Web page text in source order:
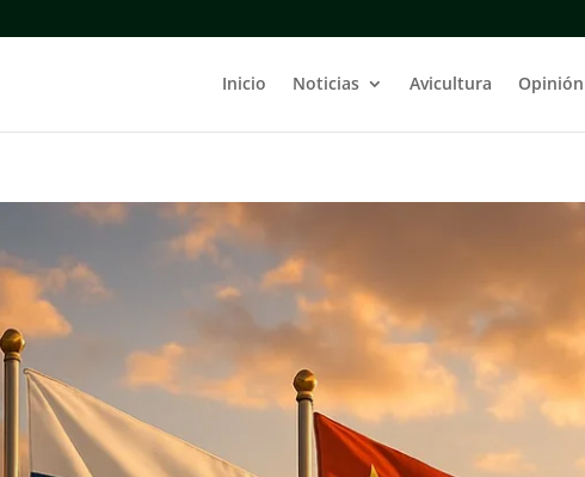
Inicio Noticias Avicultura Opinión